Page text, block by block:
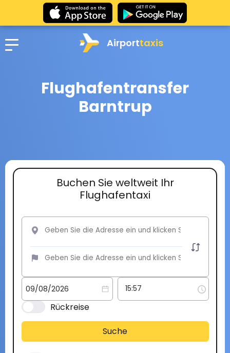
Airporttaxis
Flughafentransfer
Barntrup
Buchen Sie weltweit Ihr
Flughafentaxi
Rückreise
Suche